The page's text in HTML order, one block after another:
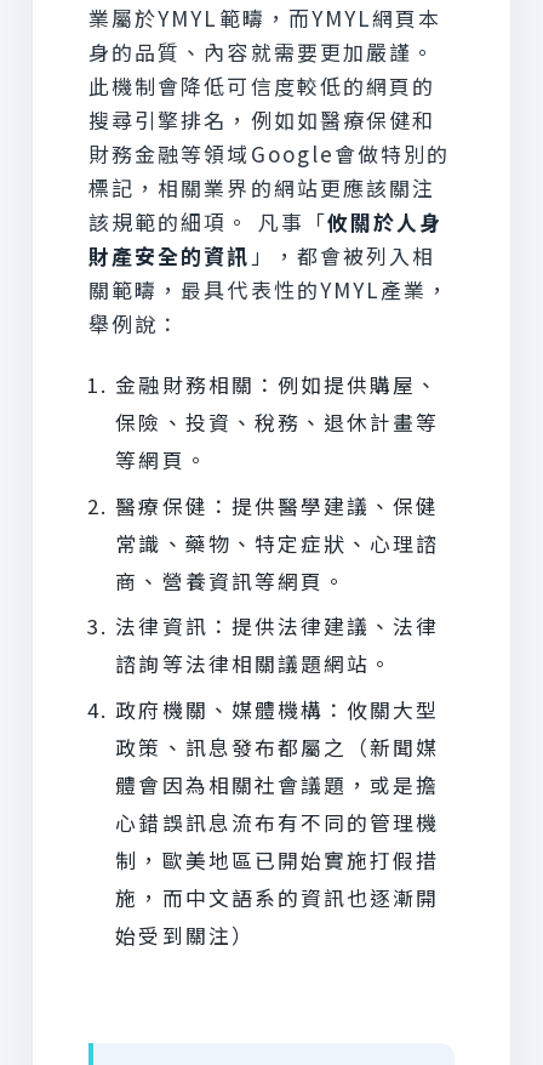
業屬於YMYL範疇，而YMYL網頁本
身的品質、內容就需要更加嚴謹。
此機制會降低可信度較低的網頁的
搜尋引擎排名，例如如醫療保健和
財務金融等領域Google會做特別的
標記，相關業界的網站更應該關注
該規範的細項。 凡事「攸關於人身
財產安全的資訊 」，都會被列入相
關範疇，最具代表性的YMYL產業，
舉例說：
金融財務相關：例如提供購屋、
保險、投資、稅務、退休計畫等
等網頁。
醫療保健：提供醫學建議、保健
常識、藥物、特定症狀、心理諮
商、營養資訊等網頁。
法律資訊：提供法律建議、法律
諮詢等法律相關議題網站。
政府機關、媒體機構：攸關大型
政策、訊息發布都屬之（新聞媒
體會因為相關社會議題，或是擔
心錯誤訊息流布有不同的管理機
制，歐美地區已開始實施打假措
施，而中文語系的資訊也逐漸開
始受到關注）